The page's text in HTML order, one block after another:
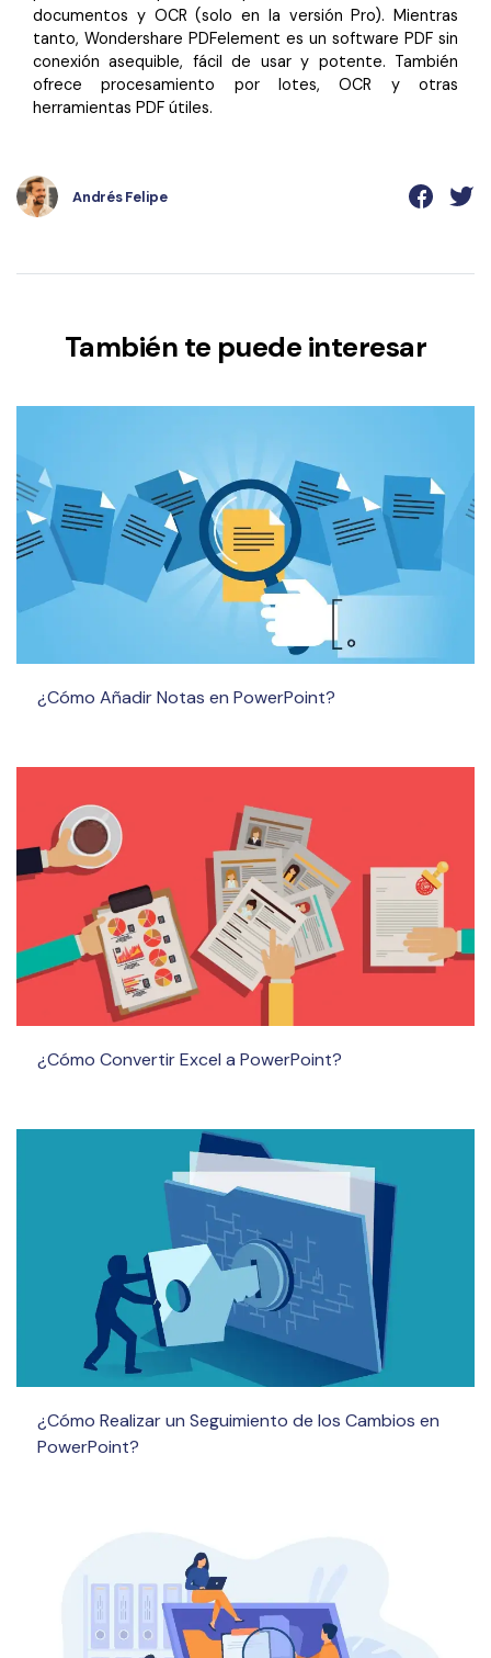
documentos y OCR (solo en la versión Pro). Mientras
tanto, Wondershare PDFelement es un software PDF sin
conexión asequible, fácil de usar y potente. También
ofrece procesamiento por lotes, OCR y otras
herramientas PDF útiles.
Andrés Felipe
También te puede interesar
¿Cómo Añadir Notas en PowerPoint?
¿Cómo Convertir Excel a PowerPoint?
¿Cómo Realizar un Seguimiento de los Cambios en
PowerPoint?